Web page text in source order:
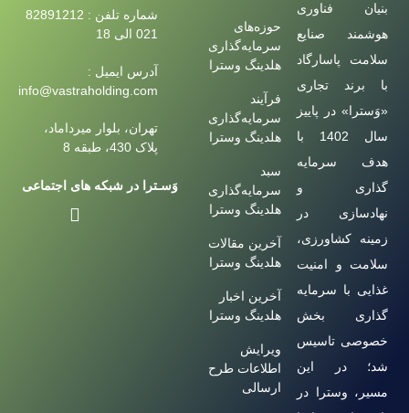
بنیان فناوری
هوشمند صنایع
سلامت پاسارگاد
با برند تجاری
«وَسترا» در پاییز
سال 1402 با
هدف سرمایه
گذاری و
نهادسازی در
زمینه کشاورزی،
سلامت و امنیت
غذایی با سرمایه
گذاری بخش
خصوصی تاسیس
شد؛ در این
مسیر، وسترا در
حوزه‌های
سرمایه‌گذاری
هلدینگ وسترا
فرآیند
سرمایه‌گذاری
هلدینگ وسترا
سبد
سرمایه‌گذاری
هلدینگ وسترا
آخرین مقالات
هلدینگ وسترا
آخرین اخبار
هلدینگ وسترا
ویرایش
اطلاعات طرح
ارسالی
شماره تلفن : 82891212
021 الی 18
آدرس ایمیل :
info@vastraholding.com
تهران، بلوار میرداماد،
پلاک 430، طبقه 8
وَسـترا در شبکه های اجتماعی